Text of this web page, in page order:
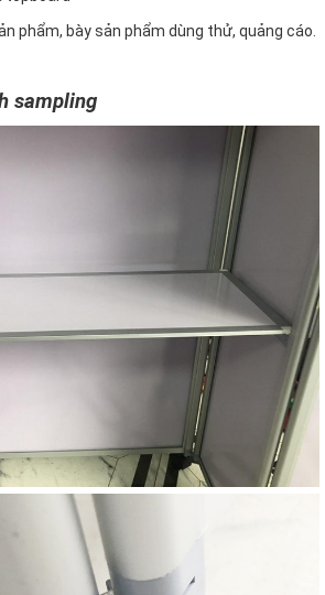
phẩm, bày sản phẩm dùng thử, quảng cáo.
sampling